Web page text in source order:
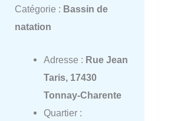
Catégorie : Bassin de
natation
Adresse : Rue Jean
Taris, 17430
Tonnay-Charente
Quartier :